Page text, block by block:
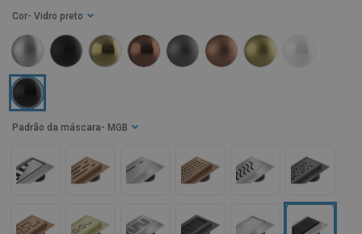
Cor - Vidro preto
Padrão da máscara - MGB